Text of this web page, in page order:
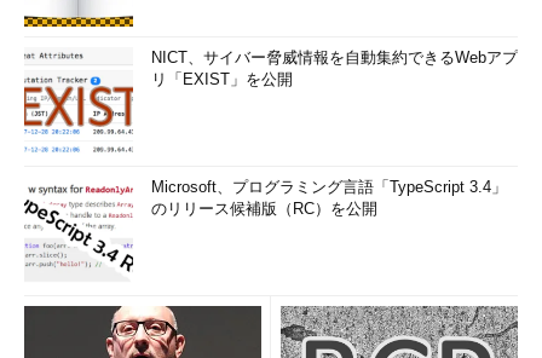
NICT、サイバー脅威情報を自動集約できるWebアプ
リ「EXIST」を公開
Microsoft、プログラミング言語「TypeScript 3.4」
のリリース候補版（RC）を公開